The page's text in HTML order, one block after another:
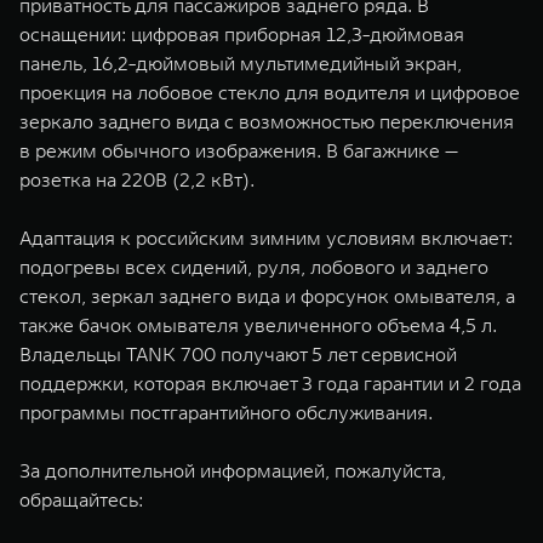
приватность для пассажиров заднего ряда. В
оснащении: цифровая приборная 12,3-дюймовая
панель, 16,2-дюймовый мультимедийный экран,
проекция на лобовое стекло для водителя и цифровое
зеркало заднего вида с возможностью переключения
в режим обычного изображения. В багажнике —
розетка на 220В (2,2 кВт).
Адаптация к российским зимним условиям включает:
подогревы всех сидений, руля, лобового и заднего
стекол, зеркал заднего вида и форсунок омывателя, а
также бачок омывателя увеличенного объема 4,5 л.
Владельцы TANK 700 получают 5 лет сервисной
поддержки, которая включает 3 года гарантии и 2 года
программы постгарантийного обслуживания.
За дополнительной информацией, пожалуйста,
обращайтесь: